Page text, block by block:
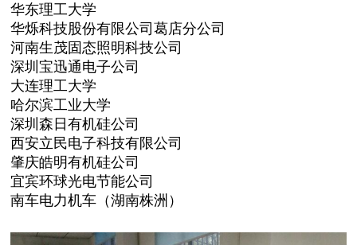
华东理工大学
华烁科技股份有限公司葛店分公司
河南生茂固态照明科技公司
深圳宝迅通电子公司
大连理工大学
哈尔滨工业大学
深圳森日有机硅公司
西安立民电子科技有限公司
肇庆皓明有机硅公司
宜宾环球光电节能公司
南车电力机车（湖南株洲）